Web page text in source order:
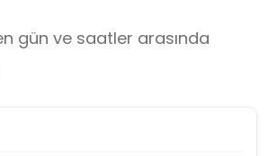
gün ve saatler arasında